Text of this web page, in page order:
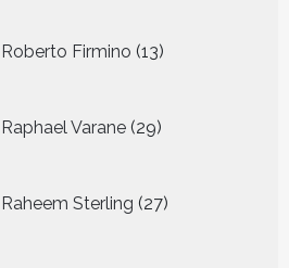
Roberto Firmino 13
producten
Raphael Varane 29
producten
Raheem Sterling 27
producten